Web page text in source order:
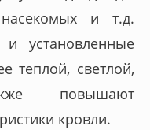
и т.д.
установленные
теплой, светлой,
повышают
кровли.